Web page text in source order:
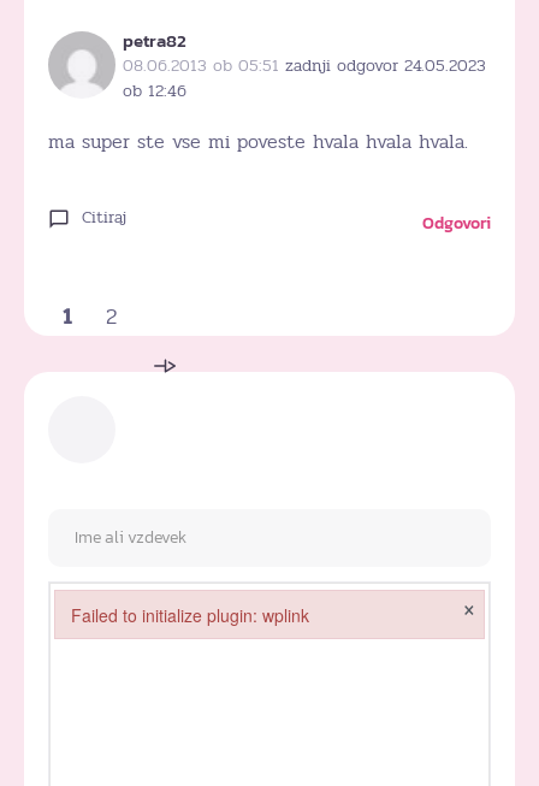
petra82
08.06.2013 ob 05:51 zadnji odgovor 24.05.2023
ob 12:46
ma super ste vse mi poveste hvala hvala hvala.
Citiraj Odgovori
1 2
Failed to initialize plugin: wplink ×
Failed to initialize plugin: wplink